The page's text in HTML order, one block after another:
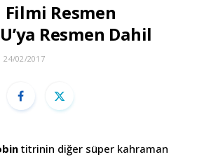
Filmi Resmen
Resmen Dahil
24/02/2017
titrinin diğer süper kahraman